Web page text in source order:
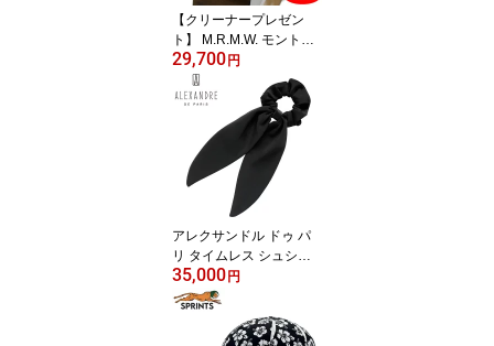
【クリーナープレゼン
ト】 M.R.M.W. モントル
ロロイ ミリタリーウォッ
チ マジェテック ビッグ
タートル スモールセコン
ド Majetek Big Turtle Sm
all second 腕時計 MAJE
TEK SS01 エルジン、ロ
ンジン、ウォルサム等の
往年の名作の復刻メーカ
ー【国内正規品】
29,700 円
アレクサンドル ドゥ パ
リ タイムレス シュシュ
髪飾り ブラック フラン
ス製 ALEXANDRE DE P
ARIS TIMELESS RIBON
CHOUCHOU TCH-26T-A
35,000 円